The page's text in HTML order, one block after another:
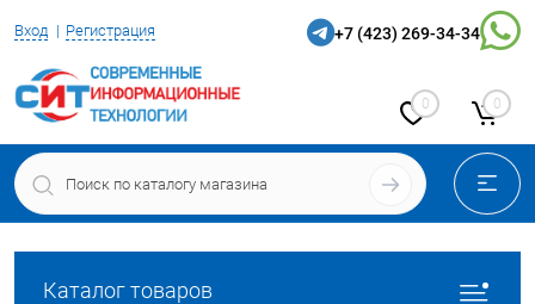
Вход Регистрация +7 (423) 269-34-34
0 0
Каталог товаров